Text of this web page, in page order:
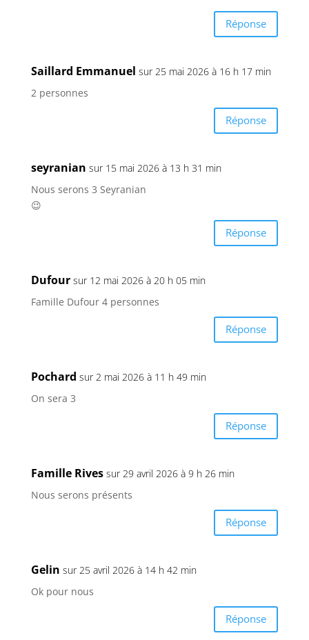
Réponse
Saillard Emmanuel sur 25 mai 2026 à 16 h 17 min
2 personnes
Réponse
seyranian sur 15 mai 2026 à 13 h 31 min
Nous serons 3 Seyranian
😉
Réponse
Dufour sur 12 mai 2026 à 20 h 05 min
Famille Dufour 4 personnes
Réponse
Pochard sur 2 mai 2026 à 11 h 49 min
On sera 3
Réponse
Famille Rives sur 29 avril 2026 à 9 h 26 min
Nous serons présents
Réponse
Gelin sur 25 avril 2026 à 14 h 42 min
Ok pour nous
Réponse